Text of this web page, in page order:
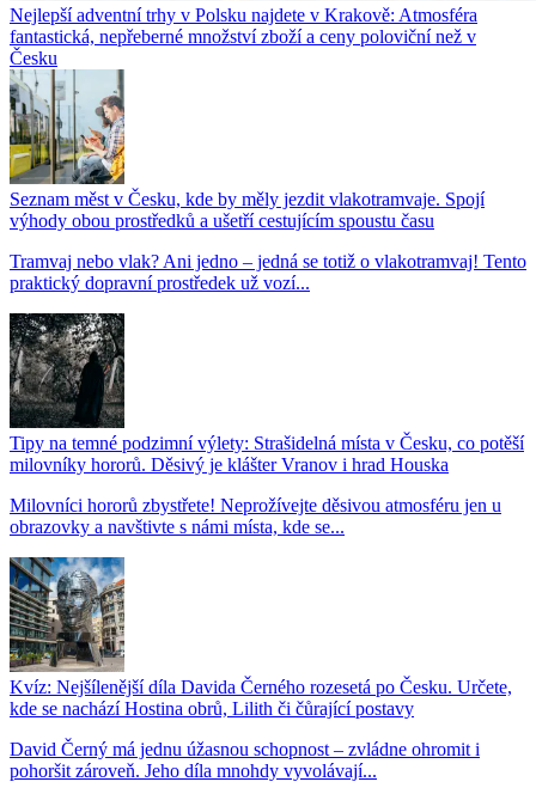
Nejlepší adventní trhy v Polsku najdete v Krakově: Atmosféra
fantastická, nepřeberné množství zboží a ceny poloviční než v
Česku
Seznam měst v Česku, kde by měly jezdit vlakotramvaje. Spojí
výhody obou prostředků a ušetří cestujícím spoustu času
Tramvaj nebo vlak? Ani jedno – jedná se totiž o vlakotramvaj! Tento
praktický dopravní prostředek už vozí...
Tipy na temné podzimní výlety: Strašidelná místa v Česku, co potěší
milovníky hororů. Děsivý je klášter Vranov i hrad Houska
Milovníci hororů zbystřete! Neprožívejte děsivou atmosféru jen u
obrazovky a navštivte s námi místa, kde se...
Kvíz: Nejšílenější díla Davida Černého rozesetá po Česku. Určete,
kde se nachází Hostina obrů, Lilith či čůrající postavy
David Černý má jednu úžasnou schopnost – zvládne ohromit i
pohoršit zároveň. Jeho díla mnohdy vyvolávají...